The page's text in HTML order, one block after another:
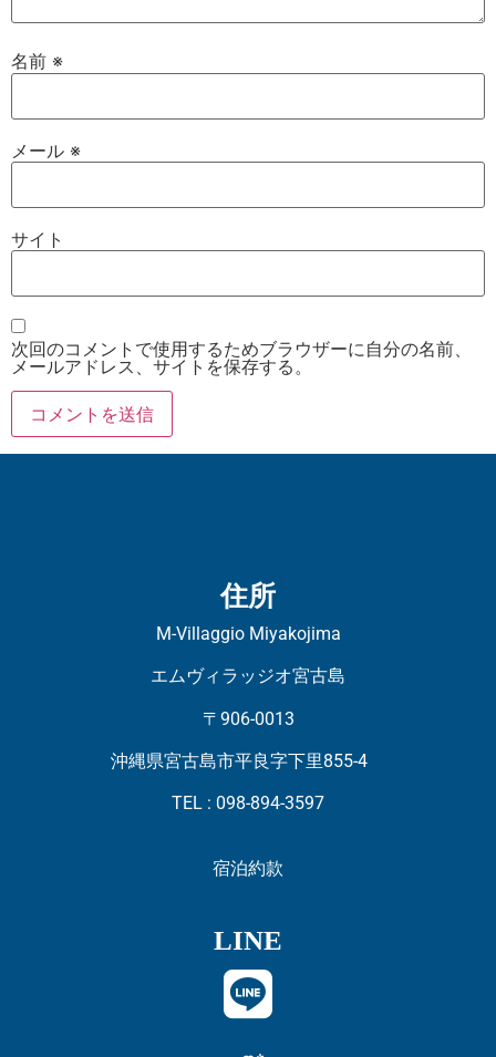
名前 ※
メール ※
サイト
次回のコメントで使用するためブラウザーに自分の名前、
メールアドレス、サイトを保存する。
住所
M-Villaggio Miyakojima
エムヴィラッジオ宮古島
〒906-0013
沖縄県宮古島市平良字下里855-4
TEL : 098-894-3597
宿泊約款
LINE